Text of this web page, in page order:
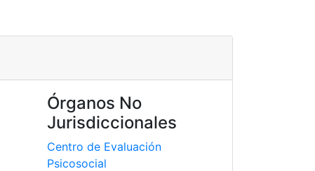
Órganos No
Jurisdiccionales
Centro de Evaluación
Psicosocial